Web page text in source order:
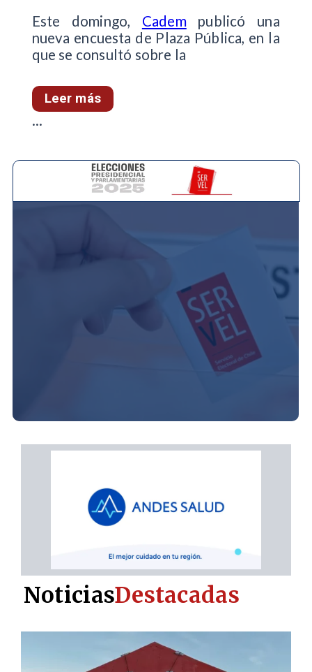
Este domingo, Cadempublicó una
nueva encuesta de Plaza Pública, en la
que se consultó sobre la
Leer más
...
NoticiasDestacadas